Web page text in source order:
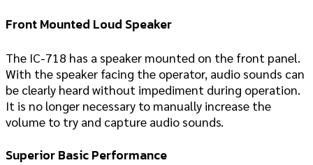
Front Mounted Loud Speaker
The IC-718 has a speaker mounted on the front panel.
With the speaker facing the operator, audio sounds can
be clearly heard without impediment during operation.
It is no longer necessary to manually increase the
volume to try and capture audio sounds.
Superior Basic Performance